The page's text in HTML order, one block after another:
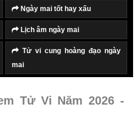
Ngày mai tốt hay xấu
Lịch âm ngày mai
Tử vi cung hoàng đạo ngày
mai
Tử Vi Năm 2026 -